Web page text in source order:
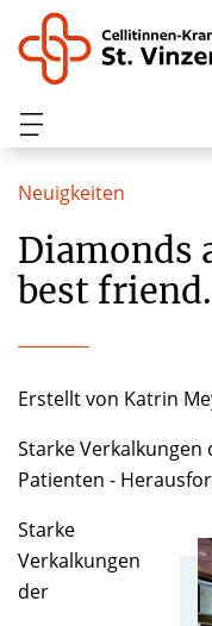
Neuigkeiten
Diamonds
best
Erstellt von Katrin
Starke
Patienten -
Starke
Verkalkungen
der